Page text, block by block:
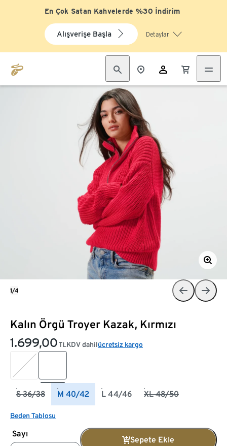
En Çok Satan Kahvelerde %30 İndirim
Alışverişe Başla Detaylar
Kalın Örgü Troyer Kazak, Kırmızı
1.699,00 TL KDV dahilücretsiz kargo
S 36/38 M 40/42 L 44/46 XL 48/50
Beden Tablosu
Sayı
Sepete Ekle
1/4